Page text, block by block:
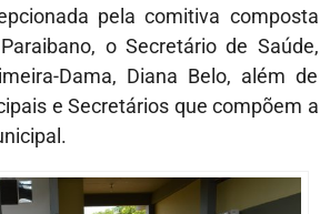
pela comitiva composta
o Secretário de Saúde,
Dama, Diana Belo, além de
e Secretários que compõem a